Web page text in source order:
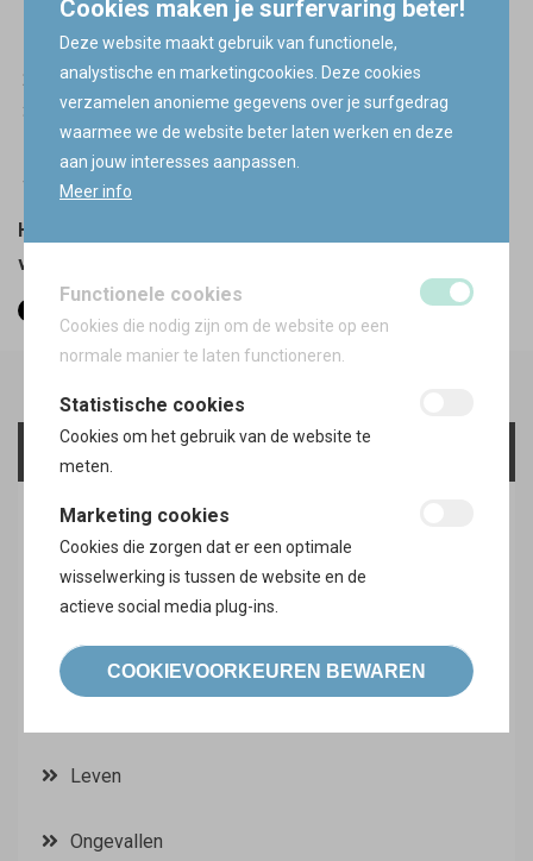
Houd je wagen koel. Warmte maakt je enkel nog
vermoeider dan je al bent.
Eet een versnapering of drink iets fris!
Hou een pitstop en slaap of rust eventueel 15 of 20
minuten.
Zet je radio op een hoger volume.
Herken je deze signalen? Wees alert, voorzichtig én
veilig. Zo ben je verzekerd op een safe rit!
Tips
Aansprakelijkheid
Auto
Brand en diefstal
Leven
Ongevallen
Cookies maken je surfervaring beter!
Deze website maakt gebruik van functionele,
analystische en marketingcookies. Deze cookies
verzamelen anonieme gegevens over je surfgedrag
waarmee we de website beter laten werken en deze
aan jouw interesses aanpassen.
Meer info
Functionele cookies
Cookies die nodig zijn om de website op een
normale manier te laten functioneren.
Statistische cookies
Cookies om het gebruik van de website te
meten.
Marketing cookies
Cookies die zorgen dat er een optimale
wisselwerking is tussen de website en de
actieve social media plug-ins.
COOKIEVOORKEUREN BEWAREN